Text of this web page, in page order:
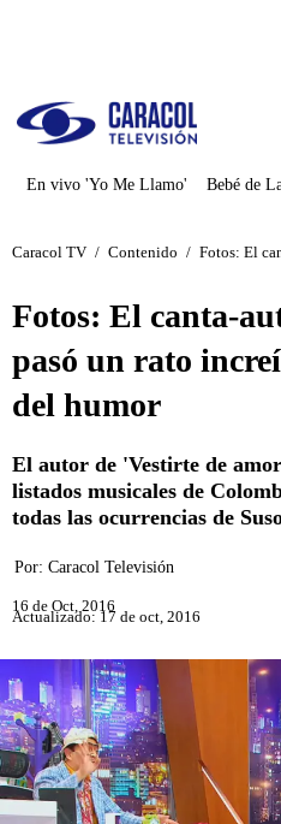
En vivo 'Yo Me Llamo' Bebé de
Caracol TV / Contenido / Fotos: El
Fotos: El canta-
pasó un rato
del humor
El autor de 'Vestirte de
listados musicales de
todas las ocurrencias de
Por: Caracol Televisión
16 de Oct, 2016
Actualizado: 17 de oct, 2016